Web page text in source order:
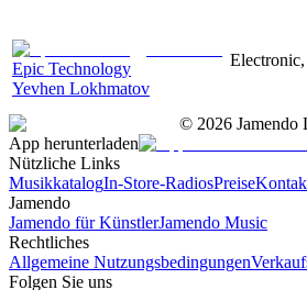
Epic Technology
Yevhen Lokhmatov
© 2026 Jamendo
App herunterladen
Nützliche Links
MusikkatalogIn-Store-RadiosPreise
Jamendo
Jamendo für KünstlerJamendo Music
Rechtliches
Allgemeine Nutzungsbedingungen
Folgen Sie uns